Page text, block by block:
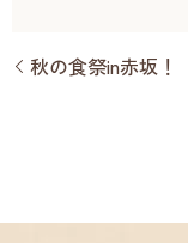
秋の食祭in赤坂！